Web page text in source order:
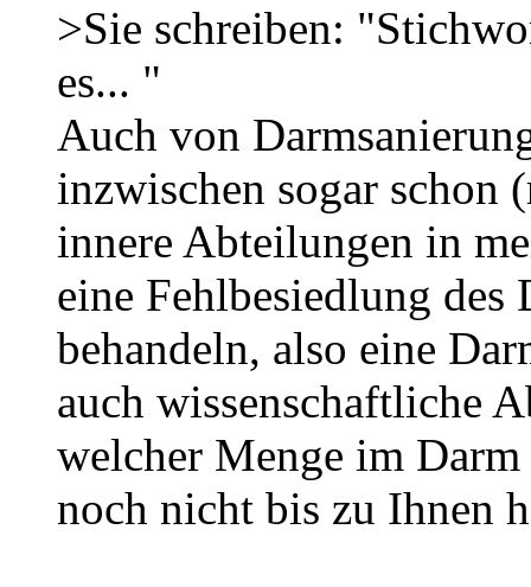
>Sie schreiben:
es... "
Auch von
inzwischen sogar schon
innere Abteilungen in
eine Fehlbesiedlung des
behandeln, also eine
auch wissenschaftliche
welcher Menge im
noch nicht bis zu Ihnen